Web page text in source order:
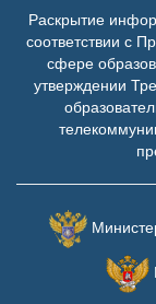
Раскрытие
соответствии с
сфере
утверждении